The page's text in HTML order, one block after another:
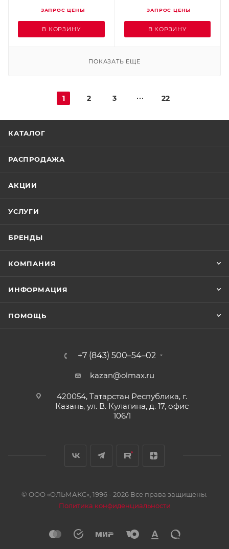
ЗАПРОС ЦЕНЫ
В КОРЗИНУ
ЗАПРОС ЦЕНЫ
В КОРЗИНУ
ПОКАЗАТЬ ЕЩЕ
1 2 3 22
КАТАЛОГ
РАСПРОДАЖА
АКЦИИ
УСЛУГИ
БРЕНДЫ
КОМПАНИЯ
ИНФОРМАЦИЯ
ПОМОЩЬ
+7 (843) 500–54–02
kazan@olmax.ru
420054, Татарстан Республика, г.
Казань, ул. В. Кулагина, д. 17, офис
106/1
© ООО «ОЛЬМАКС», 1996 - 2026 Все права защищены.
Политика конфиденциальности